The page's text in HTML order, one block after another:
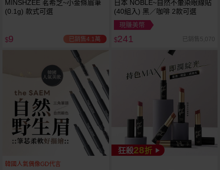
MINSHZEE 茗希芝~小金條眉筆
(0.1g) 款式可選
$9 已銷售4.1萬
日本 NOBLE~自然不暈染眼線貼
(40組入) 黑／咖啡 2款可選
現賺美幣
$241 已銷售5,070
韓國人氣偶像GD代言
狂殺28折